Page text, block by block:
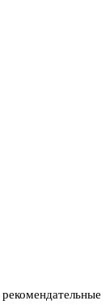
рекомендательные